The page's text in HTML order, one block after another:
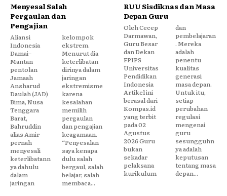
Menyesal Salah
Pergaulan dan
Pengajian
Aliansi
Indonesia
Damai–
Mantan
pentolan
Jamaah
Ansharud
Daulah (JAD)
Bima, Nusa
Tenggara
Barat,
Bahruddin
alias Amir
pernah
menyesali
keterlibatann
ya dahulu
dalam
jaringan
kelompok
ekstrem.
Menurut dia
keterlibatan
dirinya dalam
jaringan
ekstremisme
karena
kesalahan
memilih
pergaulan
dan pengajian
keagamaan.
“Penyesalan
saya kenapa
dulu salah
bergaul, salah
belajar, salah
membaca...
RUU Sisdiknas dan Masa
Depan Guru
Oleh Cecep
Darmawan,
Guru Besar
dan Dekan
FPIPS
Universitas
Pendidikan
Indonesia
Artikel ini
berasal dari
Kompas.id
yang terbit
pada 02
Agustus
2026 Guru
bukan
sekadar
pelaksana
kurikulum
dan
pembelajaran
. Mereka
adalah
penentu
kualitas
generasi
masa depan.
Untuk itu,
setiap
perubahan
regulasi
mengenai
guru
sesungguhn
ya adalah
keputusan
tentang masa
depan...